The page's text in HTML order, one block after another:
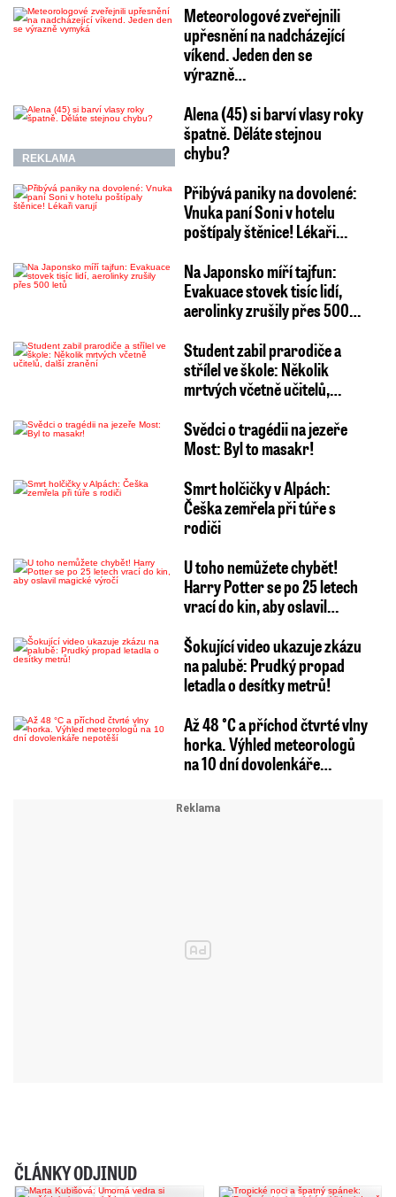
Meteorologové zveřejnili
upřesnění na nadcházející
víkend. Jeden den se
výrazně…
REKLAMA
Alena (45) si barví vlasy roky
špatně. Děláte stejnou
chybu?
Přibývá paniky na dovolené:
Vnuka paní Soni v hotelu
poštípaly štěnice! Lékaři…
Na Japonsko míří tajfun:
Evakuace stovek tisíc lidí,
aerolinky zrušily přes 500…
Student zabil prarodiče a
střílel ve škole: Několik
mrtvých včetně učitelů,…
Svědci o tragédii na jezeře
Most: Byl to masakr!
Smrt holčičky v Alpách:
Češka zemřela při túře s
rodiči
U toho nemůžete chybět!
Harry Potter se po 25 letech
vrací do kin, aby oslavil…
Šokující video ukazuje zkázu
na palubě: Prudký propad
letadla o desítky metrů!
Až 48 °C a příchod čtvrté vlny
horka. Výhled meteorologů
na 10 dní dovolenkáře…
ČLÁNKY ODJINUD